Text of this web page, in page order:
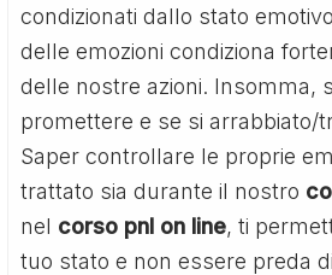
condizionati dallo stato
delle emozioni condiziona
delle nostre azioni. Insomma,
promettere e se si arrabbiato/
Saper controllare le proprie
trattato sia durante il nostro
nel corso pnl on line, ti
tuo stato e non essere preda